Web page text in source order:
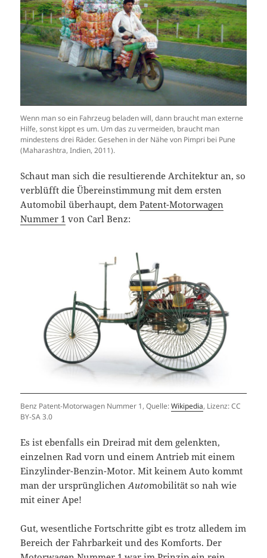
Wenn man so ein Fahrzeug beladen will, dann braucht man externe
Hilfe, sonst kippt es um. Um das zu vermeiden, braucht man
mindestens drei Räder. Gesehen in der Nähe von Pimpri bei Pune
(Maharashtra, Indien, 2011).
Schaut man sich die resultierende Architektur an, so
verblüfft die Übereinstimmung mit dem ersten
Automobil überhaupt, demPatent-Motorwagen
Nummer 1 von Carl Benz:
Benz Patent-Motorwagen Nummer 1, Quelle:Wikipedia, Lizenz: CC
BY-SA 3.0
Es ist ebenfalls ein Dreirad mit dem gelenkten,
einzelnen Rad vorn und einem Antrieb mit einem
Einzylinder-Benzin-Motor. Mit keinem Auto kommt
man der ursprünglichenAutomobilität so nah wie
mit einer Ape!
Gut, wesentliche Fortschritte gibt es trotz alledem im
Bereich der Fahrbarkeit und des Komforts. Der